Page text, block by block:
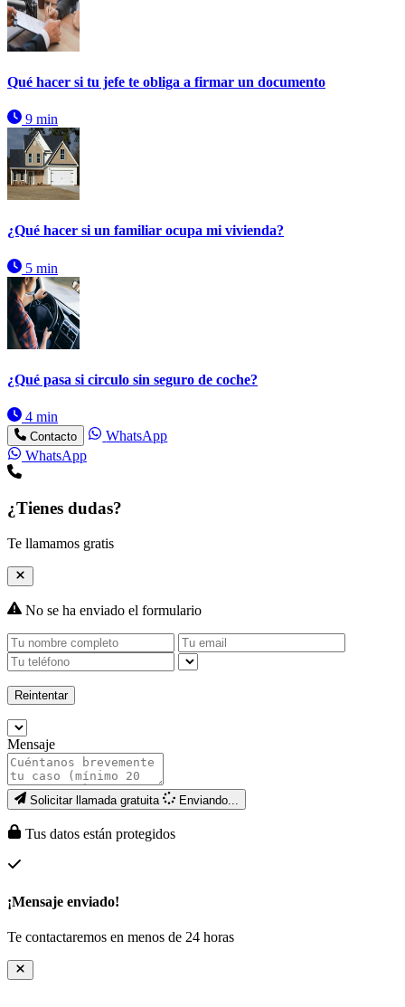
Qué hacer si tu jefe te obliga a firmar un documento
9 min
¿Qué hacer si un familiar ocupa mi vivienda?
5 min
¿Qué pasa si circulo sin seguro de coche?
4 min
Contacto
WhatsApp
WhatsApp
¿Tienes dudas?
Te llamamos gratis
No se ha enviado el formulario
Reintentar
Mensaje
Solicitar llamada gratuita Enviando...
Tus datos están protegidos
¡Mensaje enviado!
Te contactaremos en menos de 24 horas